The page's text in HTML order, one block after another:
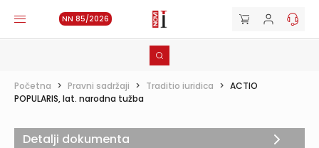
NN 85/2026
Početna > Pravni sadržaji > Traditio iuridica > ACTIO
POPULARIS, lat. narodna tužba
Detalji dokumenta